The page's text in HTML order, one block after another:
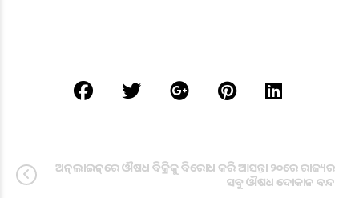
ଅନ୍‌ଲାଇନ୍‌ରେ ଔଷଧ ବିକ୍ରିକୁ ବିରୋଧ କରି ଆସନ୍ତା ୨୦ରେ ରାଜ୍ୟର
ସବୁ ଔଷଧ ଦୋକାନ ବନ୍ଦ